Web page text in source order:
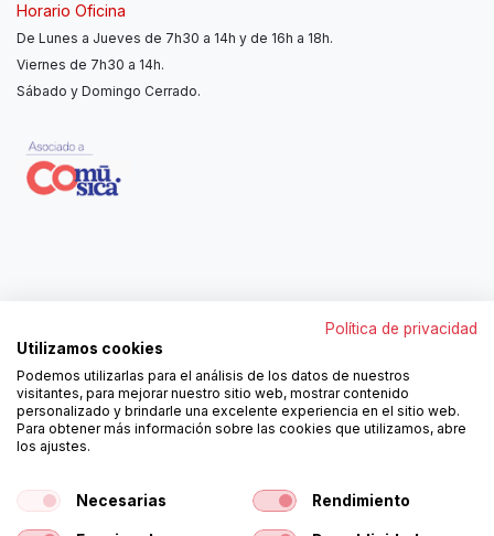
Horario Oficina
De Lunes a Jueves de 7h30 a 14h y de 16h a 18h.
Viernes de 7h30 a 14h.
Sábado y Domingo Cerrado.
962250313
ortola@ortola-sa.es
Av. d'Albaida, s/n
46840 La Pobla del Duc (Valencia)
¡Síguenos!
Política de privacidad
Utilizamos cookies
Podemos utilizarlas para el análisis de los datos de nuestros
visitantes, para mejorar nuestro sitio web, mostrar contenido
personalizado y brindarle una excelente experiencia en el sitio web.
Para obtener más información sobre las cookies que utilizamos, abre
los ajustes.
Necesarias Rendimiento